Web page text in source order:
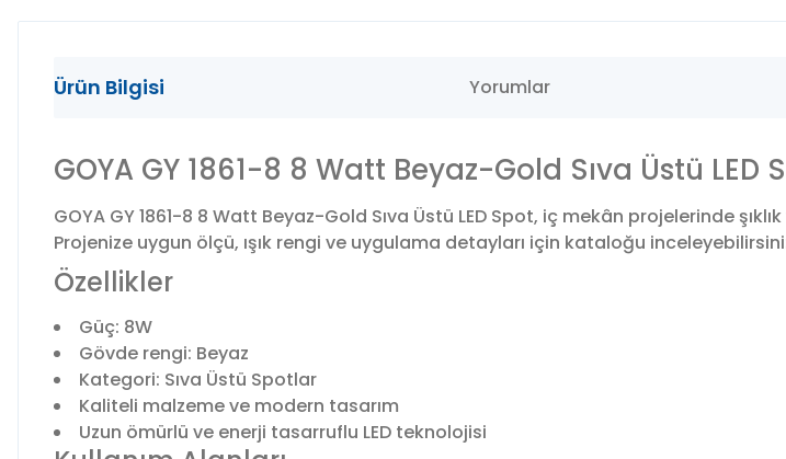
Ürün Bilgisi Yorumlar
GOYA GY 1861-8 8 Watt Beyaz-Gold Sıva Üstü LED
GOYA GY 1861-8 8 Watt Beyaz-Gold Sıva Üstü LED Spot, iç mekân projelerinde
Projenize uygun ölçü, ışık rengi ve uygulama detayları için kataloğu
Özellikler
Güç: 8W
Gövde rengi: Beyaz
Kategori: Sıva Üstü Spotlar
Kaliteli malzeme ve modern tasarım
Uzun ömürlü ve enerji tasarruflu LED teknolojisi